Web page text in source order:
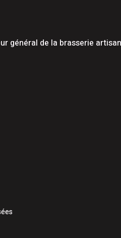
général de la brasserie